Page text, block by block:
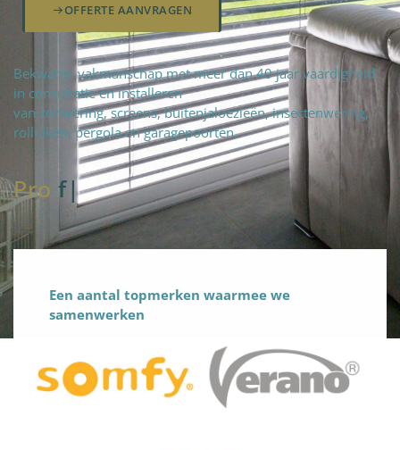
OFFERTE AANVRAGEN
Bekwame vakmanschap met meer dan 40 jaar vaardigheid
in consultatie en installeren
van zonwering, screens, buitenjaloezieën, insectenwering,
rolluiken, pergola en garagepoorten.
Pro fteam|
Een aantal topmerken waarmee we
samenwerken